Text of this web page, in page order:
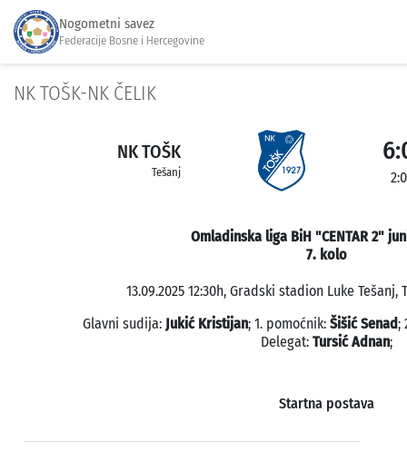
Nogometni savez
Federacije Bosne i Hercegovine
NK TOŠK-NK ČELIK
NK TOŠK
Tešanj 2:0
Omladinska liga BiH "CENTAR 2"
7. kolo
13.09.2025 12:30h, Gradski stadion Luke Tešanj,
Glavni sudija: Jukić Kristijan; 1. pomoćnik: Šišić Senad;
Delegat: Tursić Adnan;
Startna postava